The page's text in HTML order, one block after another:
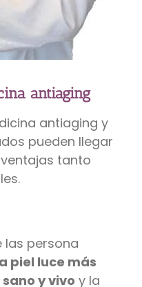
antiaging
antiaging y
pueden llegar
tanto
las persona
piel luce más
y vivo y la